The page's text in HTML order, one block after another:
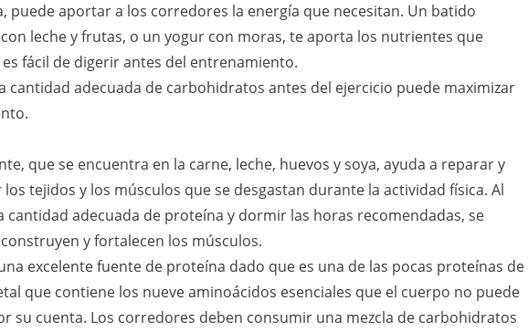
puede aportar a los corredores la energía que necesitan. Un batido
leche y frutas, o un yogur con moras, te aporta los nutrientes que
es fácil de digerir antes del entrenamiento.
cantidad adecuada de carbohidratos antes del ejercicio puede maximizar
que se encuentra en la carne, leche, huevos y soya, ayuda a reparar y
tejidos y los músculos que se desgastan durante la actividad física. Al
cantidad adecuada de proteína y dormir las horas recomendadas, se
y fortalecen los músculos.
excelente fuente de proteína dado que es una de las pocas proteínas de
que contiene los nueve aminoácidos esenciales que el cuerpo no puede
su cuenta. Los corredores deben consumir una mezcla de carbohidratos